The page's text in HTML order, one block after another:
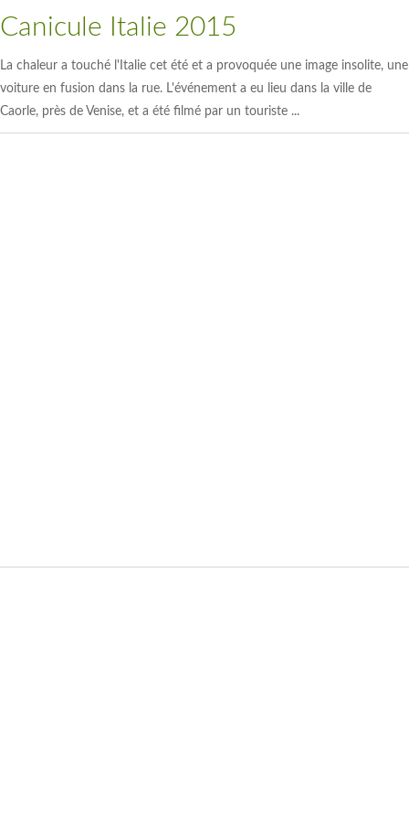
Canicule Italie 2015
La chaleur a touché l'Italie cet été et a provoquée une image insolite, une
voiture en fusion dans la rue. L'événement a eu lieu dans la ville de
Caorle, près de Venise, et a été filmé par un touriste ...